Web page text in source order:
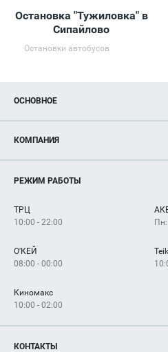
Остановка "Тужиловка" в
Сипайлово
Остановки автобусов
ОСНОВНОЕ
Новости
Магазины
Услуги
КОМПАНИЯ
Рекламодателям
Как добраться
РЕЖИМ РАБОТЫ
ТРЦ
10:00 - 22:00
Пн:
О'КЕЙ
08:00 - 00:00
Киномакс
10:00 - 02:00
КОНТАКТЫ